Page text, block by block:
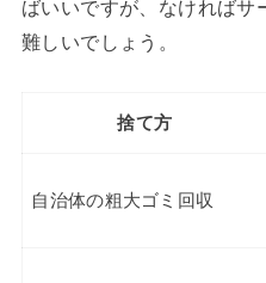
ばいいですが、なければサ
難しいでしょう。
捨て方
自治体の粗大ゴミ回収